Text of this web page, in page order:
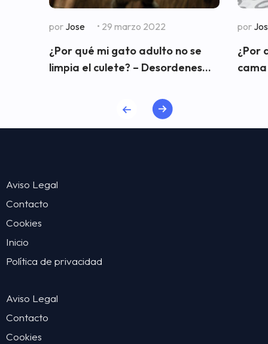
por Jose • 29 marzo 2022
¿Por qué mi gato adulto no se
limpia el culete? – Desordenes...
por
¿Por
Aviso Legal
Contacto
Cookies
Inicio
Política de privacidad
Aviso Legal
Contacto
Cookies